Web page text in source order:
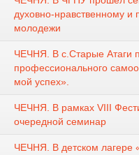
духовно-нравственному и
молодежи
ЧЕЧНЯ. В с.Старые Атаги
профессионального
мой успех».
ЧЕЧНЯ. В рамках VIII
очередной семинар
ЧЕЧНЯ. В детском лагере